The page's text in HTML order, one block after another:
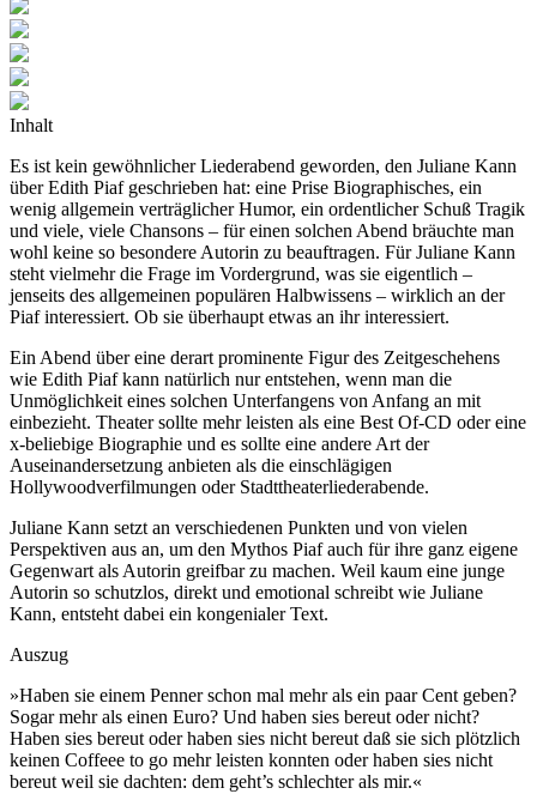
Inhalt
Es ist kein gewöhnlicher Liederabend geworden, den Juliane Kann
über Edith Piaf geschrieben hat: eine Prise Biographisches, ein
wenig allgemein verträglicher Humor, ein ordentlicher Schuß Tragik
und viele, viele Chansons – für einen solchen Abend bräuchte man
wohl keine so besondere Autorin zu beauftragen. Für Juliane Kann
steht vielmehr die Frage im Vordergrund, was sie eigentlich –
jenseits des allgemeinen populären Halbwissens – wirklich an der
Piaf interessiert. Ob sie überhaupt etwas an ihr interessiert.
Ein Abend über eine derart prominente Figur des Zeitgeschehens
wie Edith Piaf kann natürlich nur entstehen, wenn man die
Unmöglichkeit eines solchen Unterfangens von Anfang an mit
einbezieht. Theater sollte mehr leisten als eine Best Of-CD oder eine
x-beliebige Biographie und es sollte eine andere Art der
Auseinandersetzung anbieten als die einschlägigen
Hollywoodverfilmungen oder Stadttheaterliederabende.
Juliane Kann setzt an verschiedenen Punkten und von vielen
Perspektiven aus an, um den Mythos Piaf auch für ihre ganz eigene
Gegenwart als Autorin greifbar zu machen. Weil kaum eine junge
Autorin so schutzlos, direkt und emotional schreibt wie Juliane
Kann, entsteht dabei ein kongenialer Text.
Auszug
»Haben sie einem Penner schon mal mehr als ein paar Cent geben?
Sogar mehr als einen Euro? Und haben sies bereut oder nicht?
Haben sies bereut oder haben sies nicht bereut daß sie sich plötzlich
keinen Coffeee to go mehr leisten konnten oder haben sies nicht
bereut weil sie dachten: dem geht’s schlechter als mir.«